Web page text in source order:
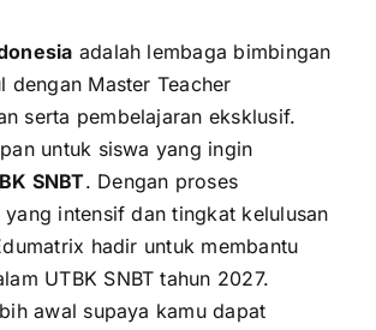
adalah lembaga bimbingan
dengan Master Teacher
serta pembelajaran eksklusif.
untuk siswa yang ingin
SNBT. Dengan proses
yang intensif dan tingkat kelulusan
hadir untuk membantu
UTBK SNBT tahun 2027.
awal supaya kamu dapat